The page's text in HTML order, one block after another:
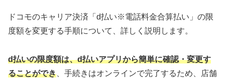
ドコモのキャリア決済「d払い※電話料金合算払い」の限
度額を変更する手順について、詳しく説明します。
d払いの限度額は、d払いアプリから簡単に確認・変更す
ることができ 、手続きはオンラインで完了するため、店舗